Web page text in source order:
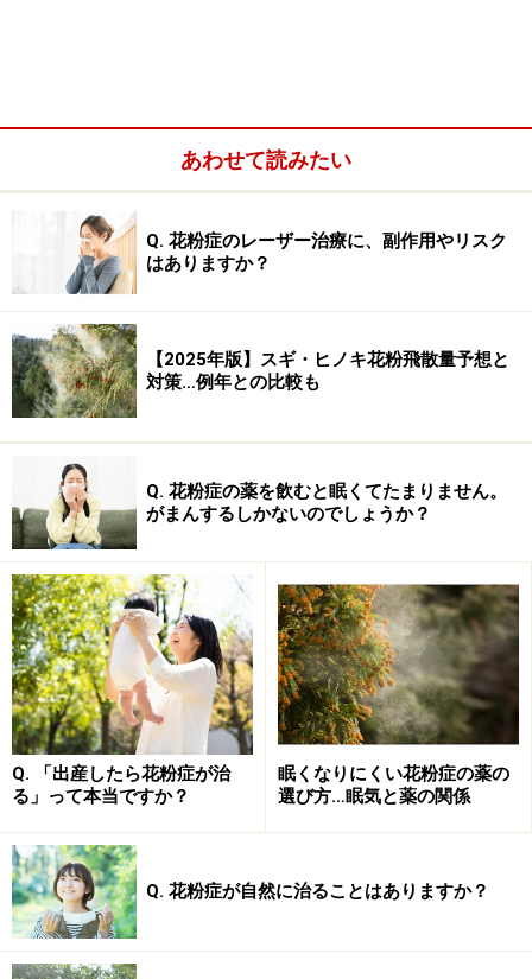
近年では、眠気の副作用を抑えた抗ヒスタミン薬もあり
ます。よく知られているのが、『アレグラ』という名前
で知られている「フェキソフィナジン」と、『クラリチ
ン』という名前で知られている「ロラタジン」です。こ
れらの薬は、眠気による車の運転のリスクも少ないこと
を控えるようにといった注意も記載されていません。
「車の運転等危険を伴う機械の操作に注意」と書かれて
いるものの、眠気を抑えている薬としては、『アレジオ
ン』という名前で知られている「エピナスチン」なども
あります。
花粉症の薬にはさまざまな種類のものがあり、効果や副
作用の強さも人によって個人差があります。自分自身に
合う薬を使うのが最も有効ですので、まずは主治医に相
談して、合う薬を見つけることをおすすめします。どの
ているものも上手に活用できます。できるだけ眠気の少
ない薬を見つけて、つらい花粉症の季節を乗り切りって
ください。
あわせて読みたい
Q. 花粉症のレーザー治療に、副作用やリスク
はありますか？
【2025年版】スギ・ヒノキ花粉飛散量予想と
対策…例年との比較も
Q. 花粉症の薬を飲むと眠くてたまりません。
がまんするしかないのでしょうか？
Q. 「出産したら花粉症が治
る」って本当ですか？
眠くなりにくい花粉症の薬の
選び方…眠気と薬の関係
Q. 花粉症が自然に治ることはありますか？